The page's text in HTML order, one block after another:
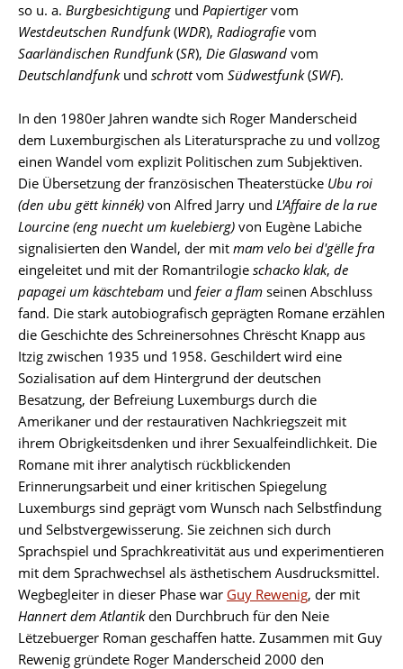
so u. a. Burgbesichtigung und Papiertigervom
Westdeutschen Rundfunk(WDR), Radiografie vom
Saarländischen Rundfunk(SR), Die Glaswand vom
Deutschlandfunkund schrottvom Südwestfunk(SWF).
In den 1980er Jahren wandte sich Roger Manderscheid
dem Luxemburgischen als Literatursprache zu und vollzog
einen Wandel vom explizit Politischen zum Subjektiven.
Die Übersetzung der französischen Theaterstücke Ubu roi
(den ubu gëtt kinnék) von Alfred Jarry und L'Affaire de la rue
Lourcine (eng nuecht um kuelebierg) von Eugène Labiche
signalisierten den Wandel, der mit mam velo bei d'gëlle fra
eingeleitet und mit der Romantrilogie schacko klak, de
papagei um käschtebam und feier a flam seinen Abschluss
fand. Die stark autobiografisch geprägten Romane erzählen
die Geschichte des Schreinersohnes Chrëscht Knapp aus
Itzig zwischen 1935 und 1958. Geschildert wird eine
Sozialisation auf dem Hintergrund der deutschen
Besatzung, der Befreiung Luxemburgs durch die
Amerikaner und der restaurativen Nachkriegszeit mit
ihrem Obrigkeitsdenken und ihrer Sexualfeindlichkeit. Die
Romane mit ihrer analytisch rückblickenden
Erinnerungsarbeit und einer kritischen Spiegelung
Luxemburgs sind geprägt vom Wunsch nach Selbstfindung
und Selbstvergewisserung. Sie zeichnen sich durch
Sprachspiel und Sprachkreativität aus und experimentieren
mit dem Sprachwechsel als ästhetischem Ausdrucksmittel.
Wegbegleiter in dieser Phase war Guy Rewenig, der mit
Hannert dem Atlantikden Durchbruch für den Neie
Lëtzebuerger Roman geschaffen hatte. Zusammen mit Guy
Rewenig gründete Roger Manderscheid 2000 den